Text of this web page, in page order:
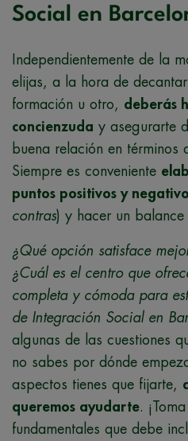
Social en
Independientemente de la
elijas, a la hora de
formación u otro, deberás
concienzuda y asegurarte
buena relación en términos
Siempre es conveniente
puntos positivos y
contras) y hacer un balance
¿Qué opción satisface
¿Cuál es el centro que
completa y cómoda para
de Integración Social en
algunas de las cuestiones
no sabes por dónde
aspectos tienes que fijarte,
queremos ayudarte.
fundamentales que debe